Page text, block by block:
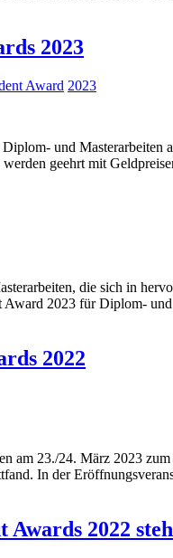
2023
Award 2023
und
geehrt mit
die sich in
2023 für Diplom-
2022
am 23./24. März 2023
In der
2022